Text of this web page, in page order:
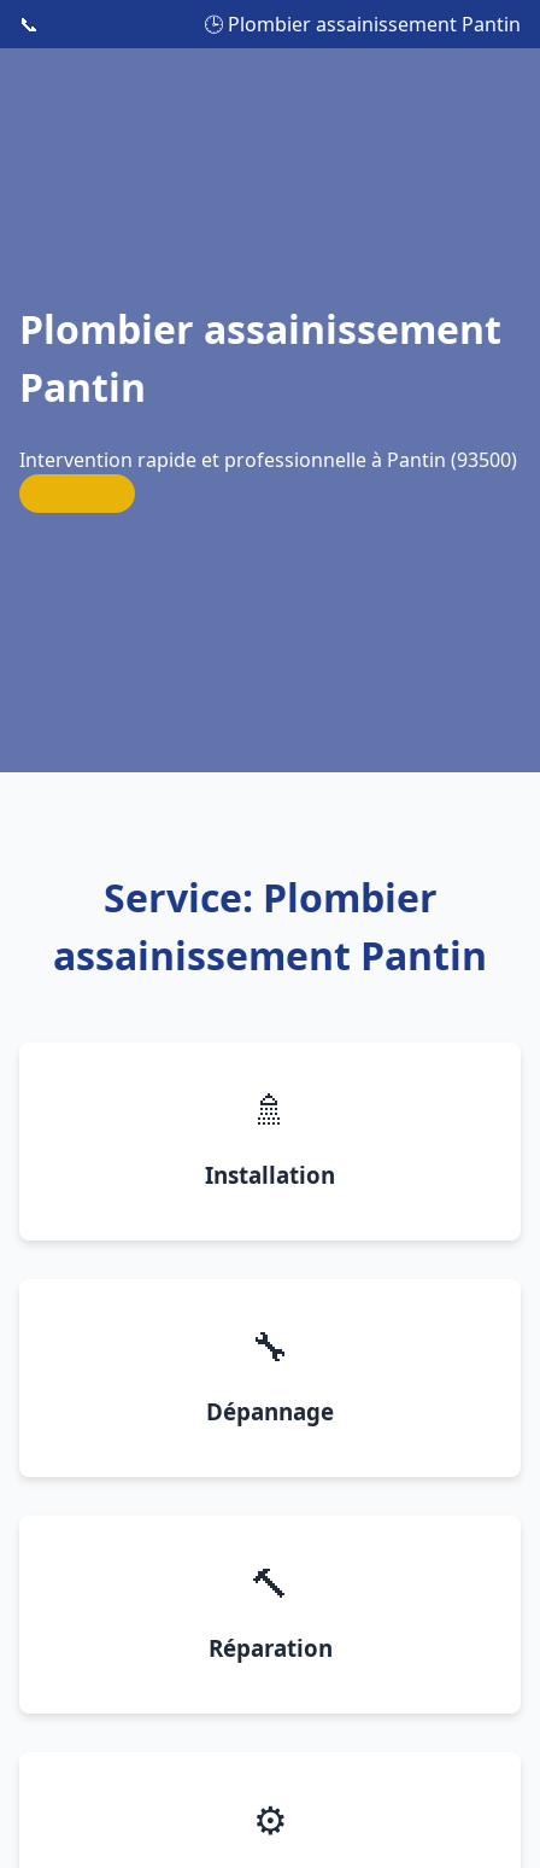
📞 🕒 Plombier assainissement Pantin
Plombier assainissement
Pantin
Intervention rapide et professionnelle à Pantin (93500)
Service: Plombier
assainissement Pantin
🚿
Installation
🔧
Dépannage
🔨
Réparation
⚙️